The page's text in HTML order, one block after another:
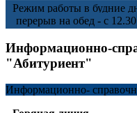
Режим работы в будние
перерыв на обед - с
Информационно-
"Абитуриент"
Информационно-